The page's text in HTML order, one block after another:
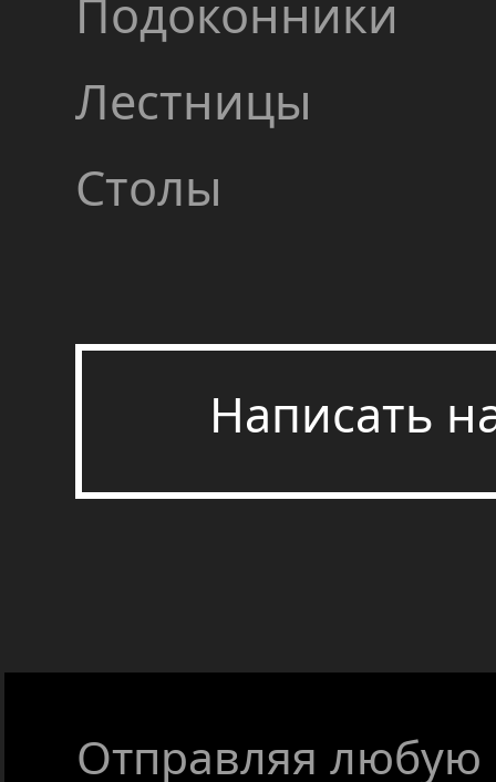
Подоконники
Лестницы
Столы
Написать
Отправляя любую